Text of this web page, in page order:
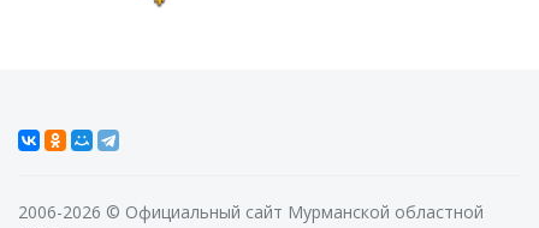
2006-2026 © Официальный сайт Мурманской областной